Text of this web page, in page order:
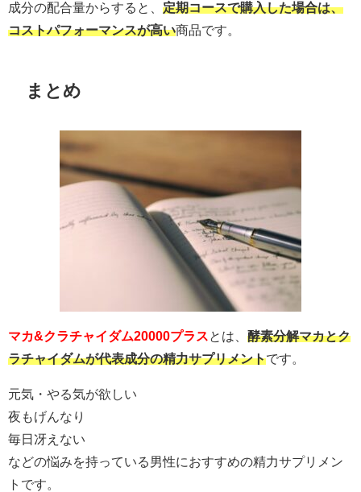
成分の配合量からすると、 定期コースで購入した場合は、
コストパフォーマンスが高い商品です。
まとめ
マカ&クラチャイダム20000プラスとは、 酵素分解マカとク
ラチャイダムが代表成分の精力サプリメントです。
元気・やる気が欲しい
夜もげんなり
毎日冴えない
などの悩みを持っている男性におすすめの精力サプリメン
トです。